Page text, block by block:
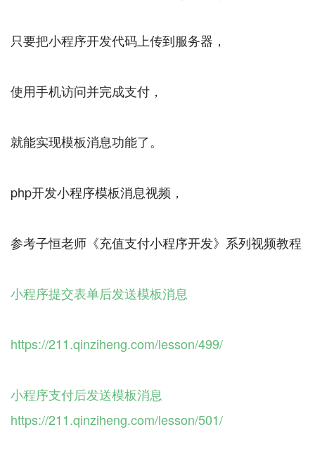
只要把小程序开发代码上传到服务器，
使用手机访问并完成支付，
就能实现模板消息功能了。
php开发小程序模板消息视频，
参考子恒老师《充值支付小程序开发》系列视频教程
小程序提交表单后发送模板消息
https://211.qinziheng.com/lesson/499/
小程序支付后发送模板消息
https://211.qinziheng.com/lesson/501/